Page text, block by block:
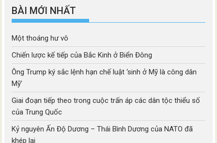
BÀI MỚI NHẤT
Một thoáng hư vô
Chiến lược kế tiếp của Bắc Kinh ở Biển Đông
Ông Trump ký sắc lệnh hạn chế luật ‘sinh ở Mỹ là công dân
Mỹ’
Giai đoạn tiếp theo trong cuộc trấn áp các dân tộc thiểu số
của Trung Quốc
Kỷ nguyên Ấn Độ Dương – Thái Bình Dương của NATO đã
khép lại